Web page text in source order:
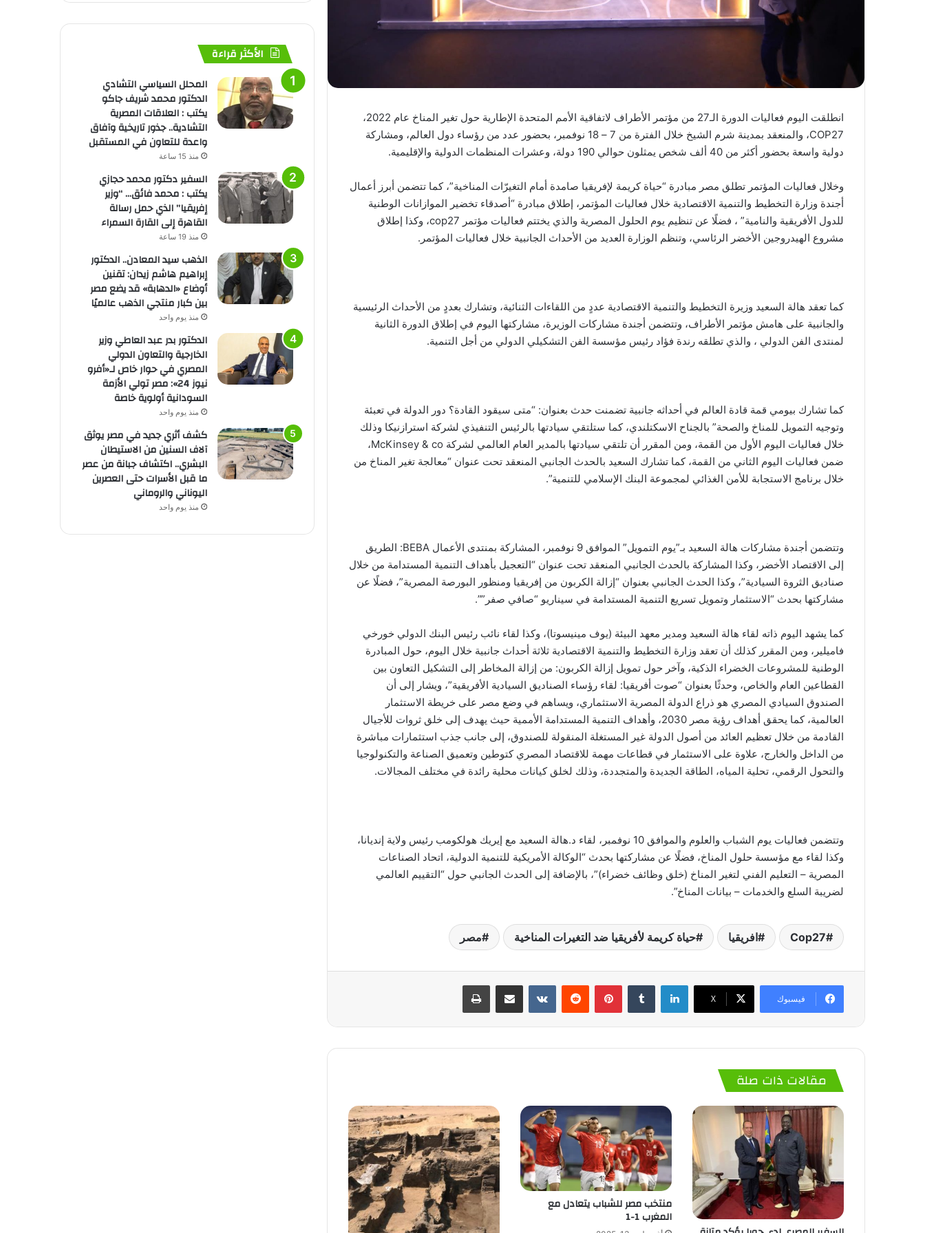
انطلقت اليوم فعاليات الدورة الـ27 من مؤتمر الأطراف لاتفاقية الأمم المتحدة الإطارية حول تغير المناخ عام 2022،
COP27، والمنعقد بمدينة شرم الشيخ خلال الفترة من 7 – 18 نوفمبر، بحضور عدد من رؤساء دول العالم، ومشاركة
دولية واسعة بحضور أكثر من 40 ألف شخص يمثلون حوالي 190 دولة، وعشرات المنظمات الدولية والإقليمية.
وخلال فعاليات المؤتمر تطلق مصر مبادرة “حياة كريمة لإفريقيا صامدة أمام التغيرّات المناخية”، كما تتضمن أبرز أعمال
أجندة وزارة التخطيط والتنمية الاقتصادية خلال فعاليات المؤتمر، إطلاق مبادرة “أصدقاء تخضير الموازانات الوطنية
للدول الأفريقية والنامية” ، فضلًا عن تنظيم يوم الحلول المصرية والذي يختتم فعاليات مؤتمر cop27، وكذا إطلاق
مشروع الهيدروجين الأخضر الرئاسي، وتنظم الوزارة العديد من الأحداث الجانبية خلال فعاليات المؤتمر.
كما تعقد هالة السعيد وزيرة التخطيط والتنمية الاقتصادية عددٍ من اللقاءات الثنائية، وتشارك بعددٍ من الأحداث الرئيسية
والجانبية على هامش مؤتمر الأطراف، وتتضمن أجندة مشاركات الوزيرة، مشاركتها اليوم في إطلاق الدورة الثانية
لمنتدى الفن الدولي ، والذي تطلقه رندة فؤاد رئيس مؤسسة الفن التشكيلي الدولي من أجل التنمية.
كما تشارك بيومي قمة قادة العالم في أحداثه جانبية تضمنت حدث بعنوان: “متى سيقود القادة؟ دور الدولة في تعبئة
وتوجيه التمويل للمناخ والصحة” بالجناح الاسكتلندي، كما ستلتقي سيادتها بالرئيس التنفيذي لشركة استرازنيكا وذلك
خلال فعاليات اليوم الأول من القمة، ومن المقرر أن تلتقي سيادتها بالمدير العام العالمي لشركة McKinsey & co،
ضمن فعاليات اليوم الثاني من القمة، كما تشارك السعيد بالحدث الجانبي المنعقد تحت عنوان “معالجة تغير المناخ من
خلال برنامج الاستجابة للأمن الغذائي لمجموعة البنك الإسلامي للتنمية”.
وتتضمن أجندة مشاركات هالة السعيد بـ”يوم التمويل” الموافق 9 نوفمبر، المشاركة بمنتدى الأعمال BEBA: الطريق
إلى الاقتصاد الأخضر، وكذا المشاركة بالحدث الجانبي المنعقد تحت عنوان “التعجيل بأهداف التنمية المستدامة من خلال
صناديق الثروة السيادية”، وكذا الحدث الجانبي بعنوان “إزالة الكربون من إفريقيا ومنظور البورصة المصرية”، فضلًا عن
مشاركتها بحدث “الاستثمار وتمويل تسريع التنمية المستدامة في سيناريو “صافي صفر””.
كما يشهد اليوم ذاته لقاء هالة السعيد ومدير معهد البيئة (يوف مينيسوتا)، وكذا لقاء نائب رئيس البنك الدولي خورخي
فاميلير، ومن المقرر كذلك أن تعقد وزارة التخطيط والتنمية الاقتصادية ثلاثة أحداث جانبية خلال اليوم، حول المبادرة
الوطنية للمشروعات الخضراء الذكية، وآخر حول تمويل إزالة الكربون: من إزالة المخاطر إلى التشكيل التعاون بين
القطاعين العام والخاص، وحدثًا بعنوان “صوت أفريقيا: لقاء رؤساء الصناديق السيادية الأفريقية”، ويشار إلى أن
الصندوق السيادي المصري هو ذراع الدولة المصرية الاستثماري، ويساهم في وضع مصر على خريطة الاستثمار
العالمية، كما يحقق أهداف رؤية مصر 2030، وأهداف التنمية المستدامة الأممية حيث يهدف إلى خلق ثروات للأجيال
القادمة من خلال تعظيم العائد من أصول الدولة غير المستغلة المنقولة للصندوق، إلى جانب جذب استثمارات مباشرة
من الداخل والخارج، علاوة على الاستثمار في قطاعات مهمة للاقتصاد المصري كتوطين وتعميق الصناعة والتكنولوجيا
والتحول الرقمي، تحلية المياه، الطاقة الجديدة والمتجددة، وذلك لخلق كيانات محلية رائدة في مختلف المجالات.
وتتضمن فعاليات يوم الشباب والعلوم والموافق 10 نوفمبر، لقاء د.هالة السعيد مع إيريك هولكومب رئيس ولاية إنديانا،
وكذا لقاء مع مؤسسة حلول المناخ، فضلًا عن مشاركتها بحدث “الوكالة الأمريكية للتنمية الدولية، اتحاد الصناعات
المصرية – التعليم الفني لتغير المناخ (خلق وظائف خضراء)”، بالإضافة إلى الحدث الجانبي حول “التقييم العالمي
لضريبة السلع والخدمات – بيانات المناخ”.
Cop27 افريقيا حياة كريمة لأفريقيا ضد التغيرات المناخية مصر
فيسبوك ‫X
لينكدإن بينتيريست
مقالات ذات صلة
منتخب مصر للشباب يتعادل مع
المغرب 1-1
الأكثر قراءة
المحلل السياسي التشادي
الدكتور محمد شريف جاكو
يكتب : العلاقات المصرية
التشادية.. جذور تاريخية وآفاق
واعدة للتعاون في المستقبل
منذ 15 ساعة
السفير دكتور محمد حجازي
يكتب : محمد فائق… “وزير
إفريقيا” الذي حمل رسالة
القاهرة إلى القارة السمراء
منذ 19 ساعة
الذهب سيد المعادن.. الدكتور
إبراهيم هاشم زيدان: تقنين
أوضاع «الدهابة» قد يضع مصر
بين كبار منتجي الذهب عالميًا
منذ يوم واحد
الدكتور بدر عبد العاطي وزير
الخارجية والتعاون الدولي
المصري في حوار خاص لـ«أفرو
نيوز 24»: مصر تولي الأزمة
السودانية أولوية خاصة
منذ يوم واحد
كشف أثري جديد في مصر يوثق
آلاف السنين من الاستيطان
البشري.. اكتشاف جبانة من عصر
ما قبل الأسرات حتى العصرين
اليوناني والروماني
منذ يوم واحد